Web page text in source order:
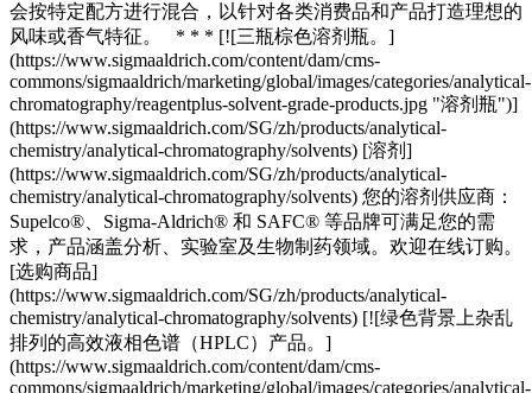
会按特定配方进行混合，以针对各类消费品和产品打造理想的
风味或香气特征。 * * * [![三瓶棕色溶剂瓶。]
(https://www.sigmaaldrich.com/content/dam/cms-
commons/sigmaaldrich/marketing/global/images/categories/analytical-
chromatography/reagentplus-solvent-grade-products.jpg "溶剂瓶")]
(https://www.sigmaaldrich.com/SG/zh/products/analytical-
chemistry/analytical-chromatography/solvents) [溶剂]
(https://www.sigmaaldrich.com/SG/zh/products/analytical-
chemistry/analytical-chromatography/solvents) 您的溶剂供应商：
Supelco®、Sigma-Aldrich® 和 SAFC® 等品牌可满足您的需
求，产品涵盖分析、实验室及生物制药领域。欢迎在线订购。
[选购商品]
(https://www.sigmaaldrich.com/SG/zh/products/analytical-
chemistry/analytical-chromatography/solvents) [![绿色背景上杂乱
排列的高效液相色谱（HPLC）产品。]
(https://www.sigmaaldrich.com/content/dam/cms-
commons/sigmaaldrich/marketing/global/images/categories/analytical-